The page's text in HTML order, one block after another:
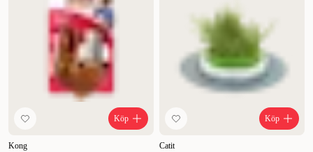
Köp
Kong
Köp
Catit